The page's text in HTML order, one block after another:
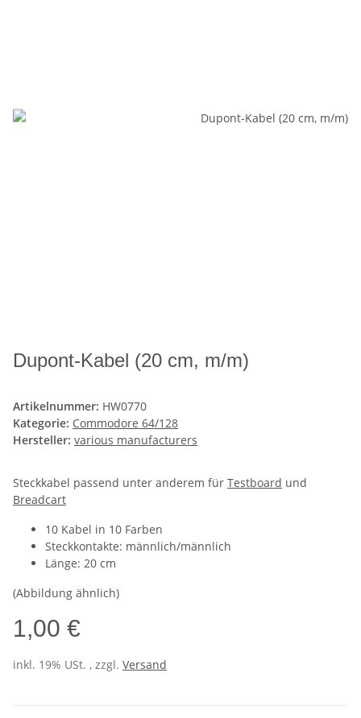
Dupont-Kabel (20 cm, m/m)
Artikelnummer: HW0770
Kategorie: Commodore 64/128
Hersteller: various manufacturers
Steckkabel passend unter anderem für Testboard und
Breadcart
10 Kabel in 10 Farben
Steckkontakte: männlich/männlich
Länge: 20 cm
(Abbildung ähnlich)
1,00 €
inkl. 19% USt. , zzgl. Versand